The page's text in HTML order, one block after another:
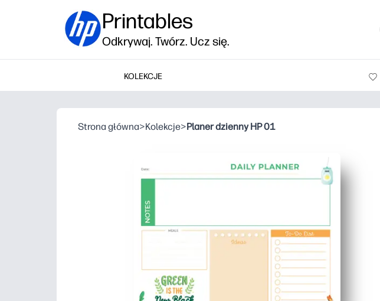
Printables
Odkrywaj. Twórz. Ucz się.
KOLEKCJE
Strona główna>Kolekcje>Planer dzienny HP 01